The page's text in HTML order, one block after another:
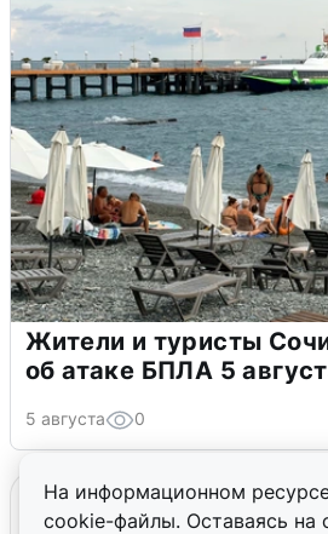
На информационном
cookie-файлы. Оставаясь на
Жители и туристы
об атаке БПЛА 5
5 августа 0